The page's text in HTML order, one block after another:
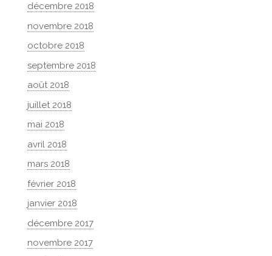
décembre 2018
novembre 2018
octobre 2018
septembre 2018
août 2018
juillet 2018
mai 2018
avril 2018
mars 2018
février 2018
janvier 2018
décembre 2017
novembre 2017